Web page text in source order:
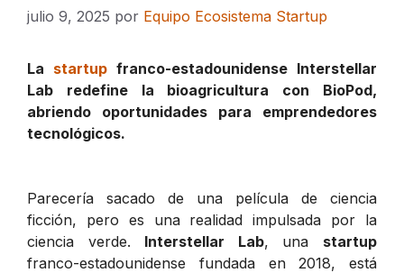
julio 9, 2025 por Equipo Ecosistema Startup
La startup franco-estadounidense Interstellar
Lab redefine la bioagricultura con BioPod,
abriendo oportunidades para emprendedores
tecnológicos.
Parecería sacado de una película de ciencia
ficción, pero es una realidad impulsada por la
ciencia verde. Interstellar Lab, una startup
franco-estadounidense fundada en 2018, está